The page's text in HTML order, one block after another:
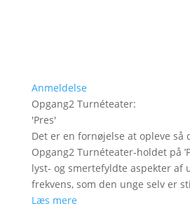
Anmeldelse
Opgang2 Turnéteater:
'Pres'
Det er en fornøjelse at opleve så
Opgang2 Turnéteater-holdet på
lyst- og smertefyldte aspekter af
frekvens, som den unge selv er
Læs mere